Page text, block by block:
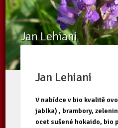
Jan Lehiani
Jan Lehiani
V nabídce v bio kvalitě
jablka) , brambory,
ocet sušené hokaido, bio